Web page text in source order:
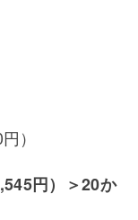
）
円）＞20か